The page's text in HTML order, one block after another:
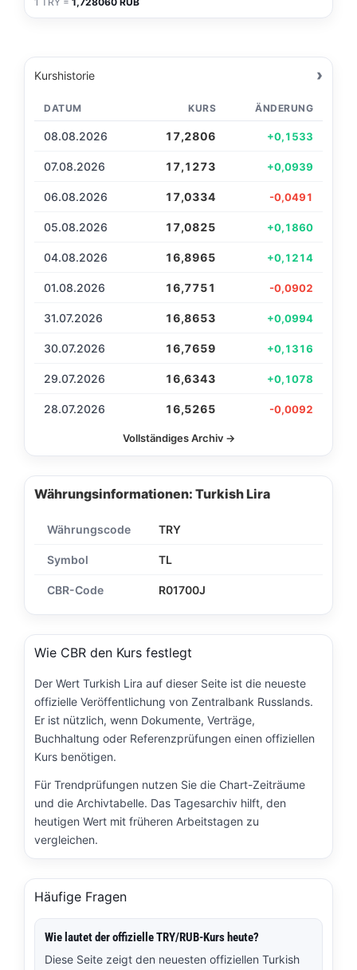
Kurshistorie ›
DATUM KURS ÄNDERUNG
08.08.2026 17,2806 +0,1533
07.08.2026 17,1273 +0,0939
06.08.2026 17,0334 -0,0491
05.08.2026 17,0825 +0,1860
04.08.2026 16,8965 +0,1214
01.08.2026 16,7751 -0,0902
31.07.2026 16,8653 +0,0994
30.07.2026 16,7659 +0,1316
29.07.2026 16,6343 +0,1078
28.07.2026 16,5265 -0,0092
Vollständiges Archiv →
Währungsinformationen: Turkish Lira
Währungscode TRY
Symbol TL
CBR-Code R01700J
Wie CBR den Kurs festlegt
Der Wert Turkish Lira auf dieser Seite ist die neueste
offizielle Veröffentlichung von Zentralbank Russlands.
Er ist nützlich, wenn Dokumente, Verträge,
Buchhaltung oder Referenzprüfungen einen offiziellen
Kurs benötigen.
Für Trendprüfungen nutzen Sie die Chart-Zeiträume
und die Archivtabelle. Das Tagesarchiv hilft, den
heutigen Wert mit früheren Arbeitstagen zu
vergleichen.
Häufige Fragen
Wie lautet der offizielle TRY/RUB-Kurs heute?
Diese Seite zeigt den neuesten offiziellen Turkish